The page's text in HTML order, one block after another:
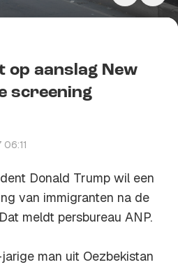
op aanslag New
screening
Donald Trump wil een
van immigranten na de
meldt persbureau ANP.
man uit Oezbekistan